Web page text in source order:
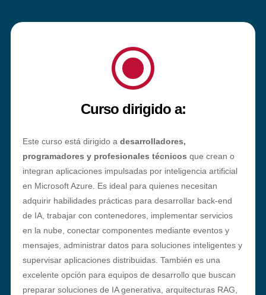
\
Curso dirigido a:
Este curso está dirigido a desarrolladores,
programadores y profesionales técnicos que crean o
integran aplicaciones impulsadas por inteligencia artificial
en Microsoft Azure. Es ideal para quienes necesitan
adquirir habilidades prácticas para desarrollar back-end
de IA, trabajar con contenedores, implementar servicios
en la nube, conectar componentes mediante eventos y
mensajes, administrar datos para soluciones inteligentes y
supervisar aplicaciones distribuidas. También es una
excelente opción para equipos de desarrollo que buscan
preparar soluciones de IA generativa, arquitecturas RAG,